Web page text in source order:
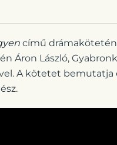
című
Áron László,
A kötetet bemutatja